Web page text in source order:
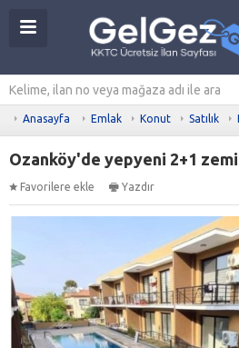
Anasayfa Emlak Konut Satılık
Ozanköy'de yepyeni 2+1
Favorilere ekle Yazdır